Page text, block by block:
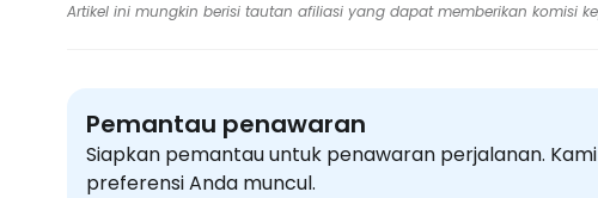
Artikel ini mungkin berisi tautan afiliasi yang dapat memberikan komisi
Pemantau penawaran
Siapkan pemantau untuk penawaran perjalanan.
preferensi Anda muncul.